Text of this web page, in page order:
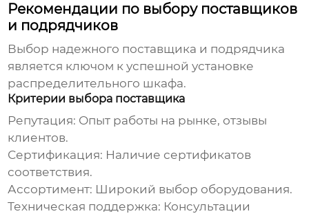
Рекомендации по выбору поставщиков
и подрядчиков
Выбор надежного поставщика и подрядчика
является ключом к успешнойустановке
распределительного шкафа.
Критерии выбора поставщика
Репутация: Опыт работы на рынке, отзывы
клиентов.
Сертификация: Наличие сертификатов
соответствия.
Ассортимент: Широкий выбор оборудования.
Техническая поддержка: Консультации